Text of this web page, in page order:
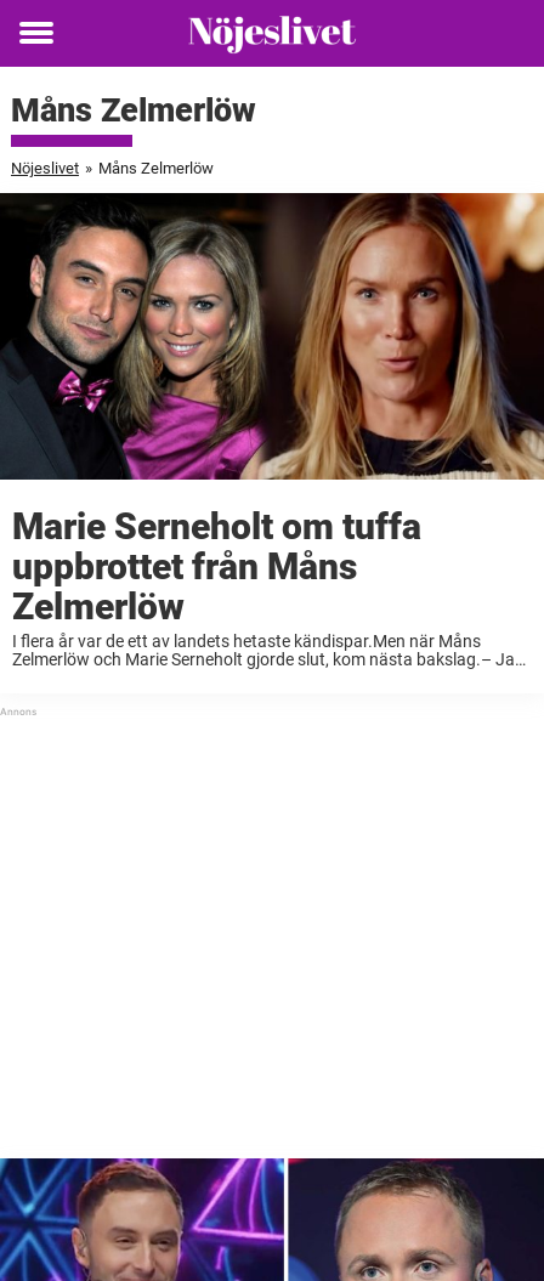
Toggle
Måns Zelmerlöw
Nöjeslivet » Måns Zelmerlöw
Marie Serneholt om tuffa
uppbrottet från Måns
Zelmerlöw
I flera år var de ett av landets hetaste kändispar.Men när Måns
Zelmerlöw och Marie Serneholt gjorde slut, kom nästa bakslag.– Jag